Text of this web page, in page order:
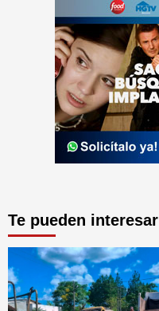
Te pueden interesar